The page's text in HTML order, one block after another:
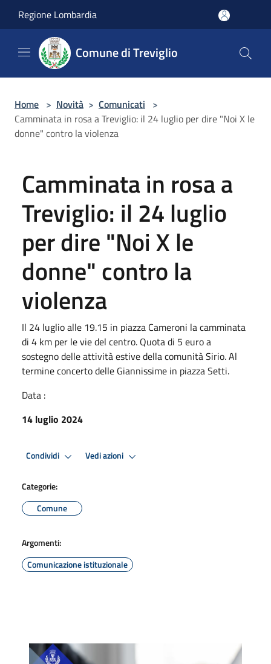
Regione Lombardia
Comune di Treviglio
Home > Novità > Comunicati >
Camminata in rosa a Treviglio: il 24 luglio per dire "Noi X le
donne" contro la violenza
Camminata in rosa a
Treviglio: il 24 luglio
per dire "Noi X le
donne" contro la
violenza
Il 24 luglio alle 19.15 in piazza Cameroni la camminata
di 4 km per le vie del centro. Quota di 5 euro a
sostegno delle attività estive della comunità Sirio. Al
termine concerto delle Giannissime in piazza Setti.
Data :
14 luglio 2024
Condividi Vedi azioni
Categorie:
Comune
Argomenti:
Comunicazione istituzionale